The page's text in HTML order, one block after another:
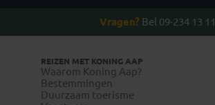
Vragen? Bel 09-234 13 11
REIZEN MET KONING AAP
Waarom Koning Aap?
Bestemmingen
Duurzaam toerisme